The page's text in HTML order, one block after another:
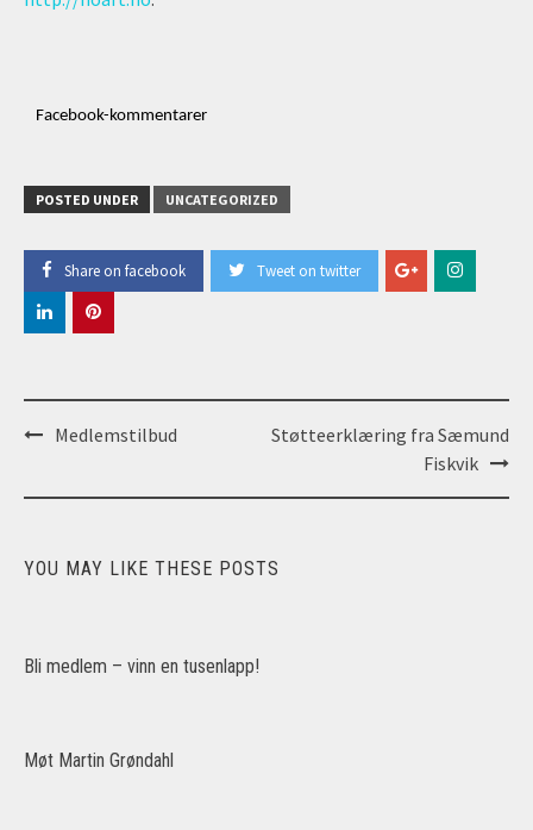
Facebook-kommentarer
POSTED UNDER UNCATEGORIZED
Share on facebook Tweet on twitter
PostMedlemstilbud
Støtteerklæring fra Sæmund
Fiskvik
YOU MAY LIKE THESE POSTS
Bli medlem – vinn en tusenlapp!
Møt Martin Grøndahl